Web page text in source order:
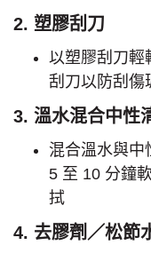
2. 塑膠刮刀
以塑膠刮刀輕
刮刀以防刮傷
3. 溫水混合中性
混合溫水與中
5 至 10 分鐘
拭
4. 去膠劑／松節